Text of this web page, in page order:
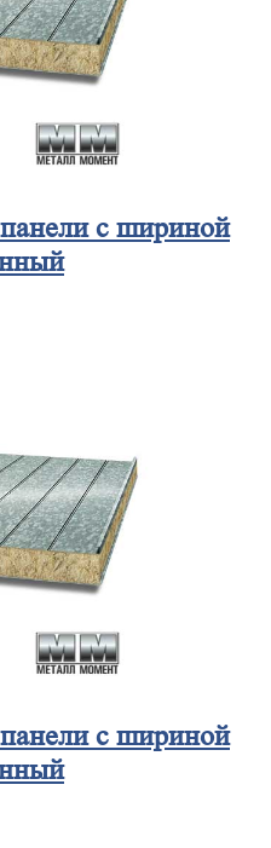
с шириной
с шириной